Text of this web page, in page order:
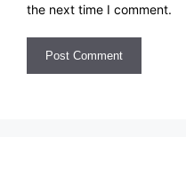
the next time I comment.